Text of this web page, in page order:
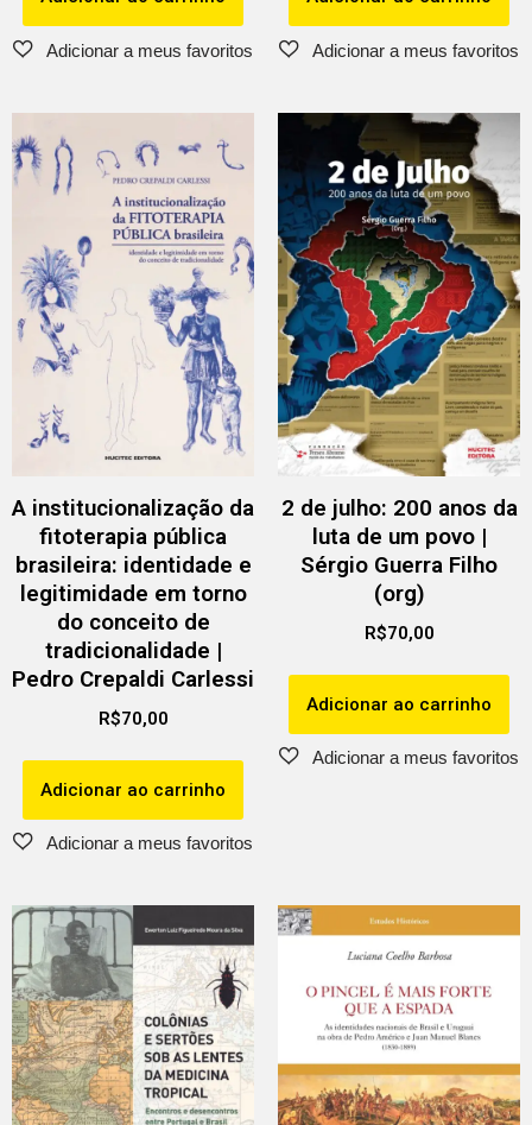
A institucionalização da
fitoterapia pública
brasileira: identidade e
legitimidade em torno
do conceito de
tradicionalidade |
Pedro Crepaldi Carlessi
R$70,00
Adicionar ao carrinho
2 de julho: 200 anos da
luta de um povo |
Sérgio Guerra Filho
(org)
R$70,00
Adicionar ao carrinho